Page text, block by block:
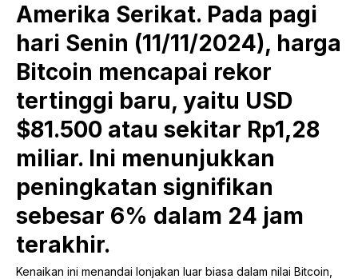
Amerika Serikat. Pada pagi
hari Senin (11/11/2024), harga
Bitcoin mencapai rekor
tertinggi baru, yaitu USD
$81.500 atau sekitar Rp1,28
miliar. Ini menunjukkan
peningkatan signifikan
sebesar 6% dalam 24 jam
terakhir.
Kenaikan ini menandai lonjakan luar biasa dalam nilai Bitcoin,